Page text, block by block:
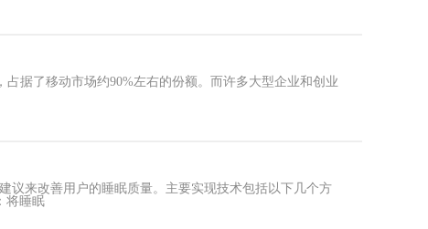
据了移动市场约90%左右的份额。而许多大型企业和创业
议来改善用户的睡眠质量。主要实现技术包括以下几个方
将睡眠